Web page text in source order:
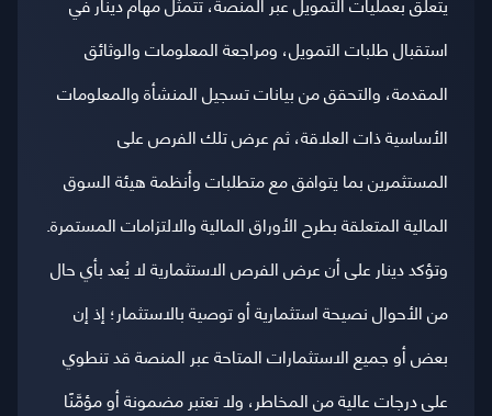
استقبال طلبات التمويل، ومراجعة المعلومات والوثائق
المقدمة، والتحقق من بيانات تسجيل المنشأة والمعلومات
الأساسية ذات العلاقة، ثم عرض تلك الفرص على
المستثمرين بما يتوافق مع متطلبات وأنظمة هيئة السوق
المالية المتعلقة بطرح الأوراق المالية والالتزامات المستمرة.
وتؤكد دينار على أن عرض الفرص الاستثمارية لا يُعد بأي حال
من الأحوال نصيحة استثمارية أو توصية بالاستثمار؛ إذ إن
بعض أو جميع الاستثمارات المتاحة عبر المنصة قد تنطوي
على درجات عالية من المخاطر، ولا تعتبر مضمونة أو مؤمَّنًا